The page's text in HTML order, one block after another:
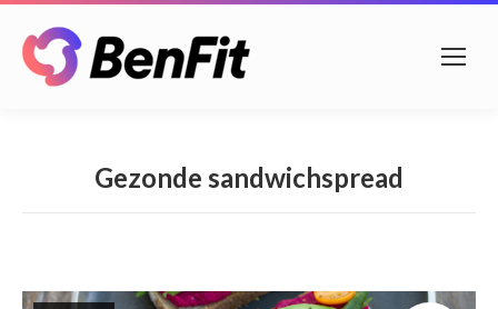
Gezonde sandwichspread